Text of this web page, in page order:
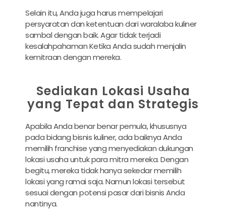
Selain itu, Anda juga harus mempelajari
persyaratan dan ketentuan dari waralaba kuliner
sambal dengan baik. Agar tidak terjadi
kesalahpahaman Ketika Anda sudah menjalin
kemitraan dengan mereka.
Sediakan Lokasi Usaha
yang Tepat dan Strategis
Apabila Anda benar benar pemula, khususnya
pada bidang bisnis kuliner, ada baiknya Anda
memilih franchise yang menyediakan dukungan
lokasi usaha untuk para mitra mereka. Dengan
begitu, mereka tidak hanya sekedar memilih
lokasi yang ramai saja. Namun lokasi tersebut
sesuai dengan potensi pasar dari bisnis Anda
nantinya.